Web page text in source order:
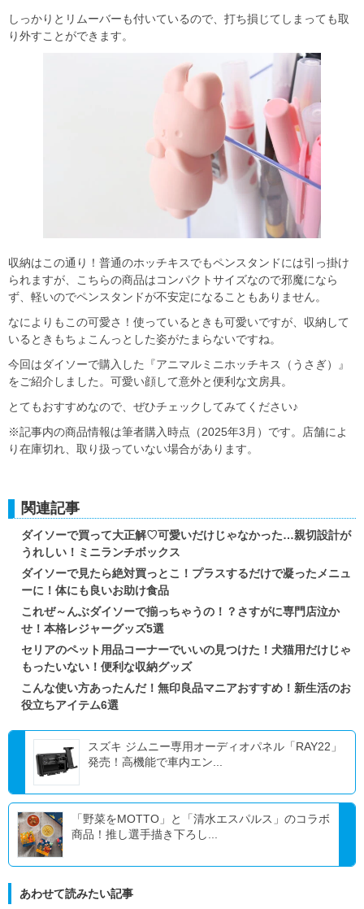
しっかりとリムーバーも付いているので、打ち損じてしまっても取
り外すことができます。
収納はこの通り！普通のホッチキスでもペンスタンドには引っ掛け
られますが、こちらの商品はコンパクトサイズなので邪魔になら
ず、軽いのでペンスタンドが不安定になることもありません。
なによりもこの可愛さ！使っているときも可愛いですが、収納して
いるときもちょこんっとした姿がたまらないですね。
今回はダイソーで購入した『アニマルミニホッチキス（うさぎ）』
をご紹介しました。可愛い顔して意外と便利な文房具。
とてもおすすめなので、ぜひチェックしてみてください♪
※記事内の商品情報は筆者購入時点（2025年3月）です。店舗によ
り在庫切れ、取り扱っていない場合があります。
関連記事
ダイソーで買って大正解♡可愛いだけじゃなかった…親切設計が
うれしい！ミニランチボックス
ダイソーで見たら絶対買っとこ！プラスするだけで凝ったメニュ
ーに！体にも良いお助け食品
これぜ～んぶダイソーで揃っちゃうの！？さすがに専門店泣か
せ！本格レジャーグッズ5選
セリアのペット用品コーナーでいいの見つけた！犬猫用だけじゃ
もったいない！便利な収納グッズ
こんな使い方あったんだ！無印良品マニアおすすめ！新生活のお
役立ちアイテム6選
スズキ ジムニー専用オーディオパネル「RAY22」
発売！高機能で車内エン...
「野菜をMOTTO」と「清水エスパルス」のコラボ
商品！推し選手描き下ろし...
あわせて読みたい記事